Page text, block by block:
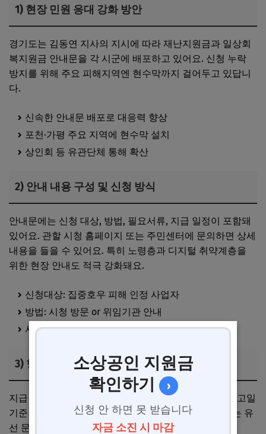
1) 현장 민원 응대 강화 방안
경기도는 김동연 지사의 지시에 따라 재난지원금과 일상회
복지원금 안내문을 각 시군에 배포하고 있어요. 신청 누락
방지를 위해 주요 피해지역엔 현수막까지 걸어두고 있답니
다.
신속한 안내문 배포로 대응력 향상
포천·가평 주요 지역에 현수막 설치
상인회 등 유관단체 통해 확산
2) 안내 내용 구성 및 신청 방식
안내문에는 신청 대상, 방법, 필요서류, 지급 일정이 포함돼
있어요. 관할 시청 홈페이지 또는 주민센터에 문의하면 상세
내용을 들을 수 있어요. 특히 노령층과 디지털 취약계층을
위한 현장 안내도 적극 강화돼요.
신청대상: 집중호우 피해 인정 사업자
방법: 시청 방문 or 위임기관 안내
서류: 피해확인서, 신분증, 계좌 등
3) 향후 일정 및 참고사항
지급 일정은 지역별로 상이할 수 있어요. 늦어도 피해신고일
기준 한 달 이내 지급을 원칙으로 하며, 누락 우려 시에는 유
선 문의나 현장 방문을 권장해요.
소상공인 지원금
확인하기
›
신청 안 하면 못 받습니다
자금 소진 시 마감